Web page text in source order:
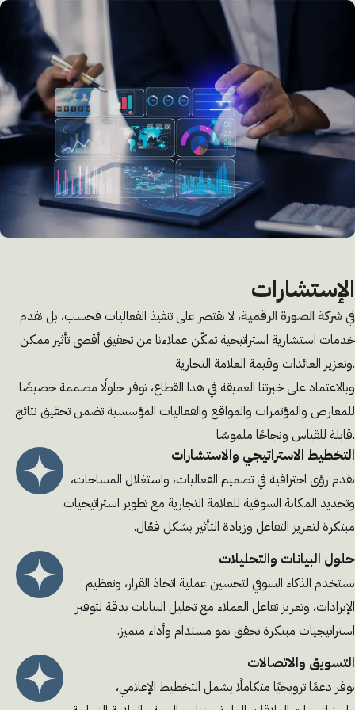
الإستشارات
في شركة الصورة الرقمية، لا نقتصر على تنفيذ الفعاليات فحسب، بل نقدم
خدمات استشارية استراتيجية تمكّن عملاءنا من تحقيق أقصى تأثير ممكن
وتعزيز العائدات وقيمة العلامة التجارية.
وبالاعتماد على خبرتنا العميقة في هذا القطاع، نوفر حلولًا مصممة خصيصًا
للمعارض والمؤتمرات والمواقع والفعاليات المؤسسية تضمن تحقيق نتائج
قابلة للقياس ونجاحًا ملموسًا.
التخطيط الاستراتيجي والاستشارات
نقدم رؤى احترافية في تصميم الفعاليات، واستغلال المساحات،
وتحديد المكانة السوقية للعلامة التجارية مع تطوير استراتيجيات
مبتكرة لتعزيز التفاعل وزيادة التأثير بشكل فعّال.
حلول البيانات والتحليلات
نستخدم الذكاء السوقي لتحسين عملية اتخاذ القرار، وتعظيم
الإيرادات، وتعزيز تفاعل العملاء مع تحليل البيانات بدقة لتوفير
استراتيجيات مبتكرة تحقق نمو مستدام وأداء متميز.
التسويق والاتصالات
نوفر دعمًا ترويجيًا متكاملًا يشمل التخطيط الإعلامي،